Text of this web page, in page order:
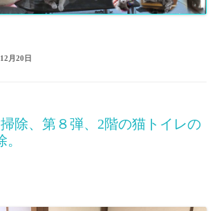
月20日
除、第８弾、2階の猫トイレの